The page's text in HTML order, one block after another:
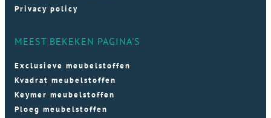
Privacy policy
MEEST BEKEKEN PAGINA'S
Exclusieve meubelstoffen
Kvadrat meubelstoffen
Keymer meubelstoffen
Ploeg meubelstoffen